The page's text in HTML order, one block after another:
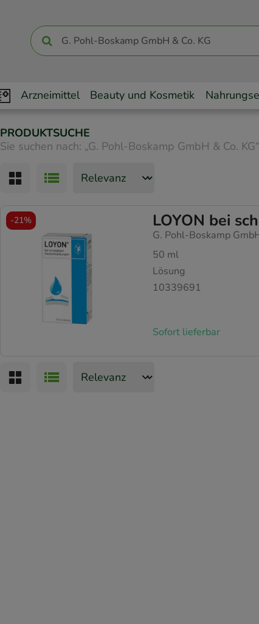
Arzneimittel Beauty und Kosmetik
PRODUKTSUCHE
Sie suchen nach: „G. Pohl-Boskamp GmbH & Co. KG“
LOYON bei
G. Pohl-Boskamp
50 ml
Lösung
10339691
Sofort lieferbar
-21%